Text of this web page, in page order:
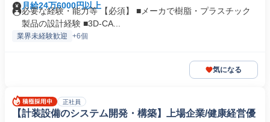
月給24万6000円以上
必要な経験・能力等 【必須】 ■メーカで樹脂・プラスチック
製品の設計経験 ■3D-CA...
業界未経験歓迎 +6個
気になる
正社員
【計装設備のシステム開発・構築】上場企業/健康経営優